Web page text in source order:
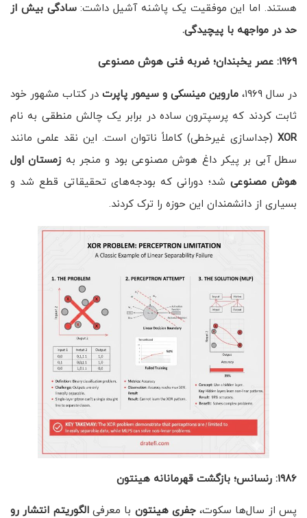
هستند. اما این موفقیت یک پاشنه آشیل داشت:سادگی بیش از
حد در مواجهه با پیچیدگی.
۱۹۶۹: عصر یخبندان؛ ضربه فنی هوش مصنوعی
در سال ۱۹۶۹، ماروین مینسکی و سیمور پاپرت در کتاب مشهور خود
ثابت کردند که پرسپترون ساده در برابر یک چالش منطقی به نام
XOR (جداسازی غیرخطی) کاملاً ناتوان است. این نقد علمی مانند
سطل آبی بر پیکر داغ هوش مصنوعی بود و منجر به زمستان اول
هوش مصنوعی شد؛ دورانی که بودجه‌های تحقیقاتی قطع شد و
بسیاری از دانشمندان این حوزه را ترک کردند.
۱۹۸۶: رنسانس؛ بازگشت قهرمانانه هینتون
پس از سال‌ها سکوت،جفری هینتون با معرفیالگوریتم انتشار رو